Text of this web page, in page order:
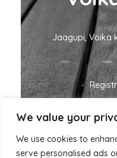
We value your
We use cookies to
serve personalised ads
Jaagupi, Voika
KMKR